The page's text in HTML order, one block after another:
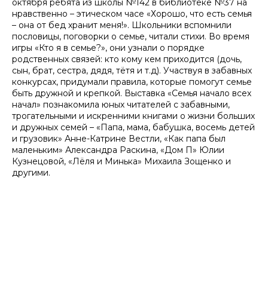
октября ребята из школы №142 в библиотеке №37 на
нравственно – этическом часе «Хорошо, что есть семья
– она от бед хранит меня!». Школьники вспомнили
пословицы, поговорки о семье, читали стихи. Во время
игры «Кто я в семье?», они узнали о порядке
родственных связей: кто кому кем приходится (дочь,
сын, брат, сестра, дядя, тётя и т.д). Участвуя в забавных
конкурсах, придумали правила, которые помогут семье
быть дружной и крепкой. Выставка «Семья начало всех
начал» познакомила юных читателей с забавными,
трогательными и искренними книгами о жизни больших
и дружных семей – «Папа, мама, бабушка, восемь детей
и грузовик» Анне-Катрине Вестли, «Как папа был
маленьким» Александра Раскина, «Дом П» Юлии
Кузнецовой, «Лёля и Минька» Михаила Зощенко и
другими.